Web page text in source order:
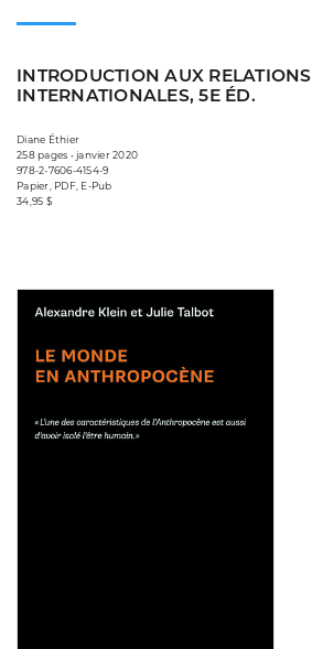
INTRODUCTION AUX RELATIONS
INTERNATIONALES, 5E ÉD.
Diane Éthier
258 pages • janvier 2020
978-2-7606-4154-9
Papier, PDF, E-Pub
34,95 $